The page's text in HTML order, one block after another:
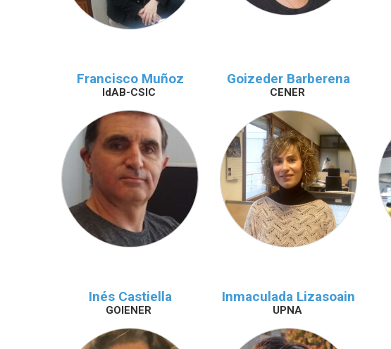
Francisco Muñoz
IdAB-CSIC
Goizeder Barberena
CENER
Inés Castiella
GOIENER
Inmaculada Lizasoain
UPNA